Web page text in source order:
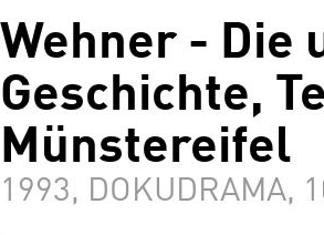
Wehner - Die
Geschichte,
Münstereifel
1993, DOKUDRAMA,